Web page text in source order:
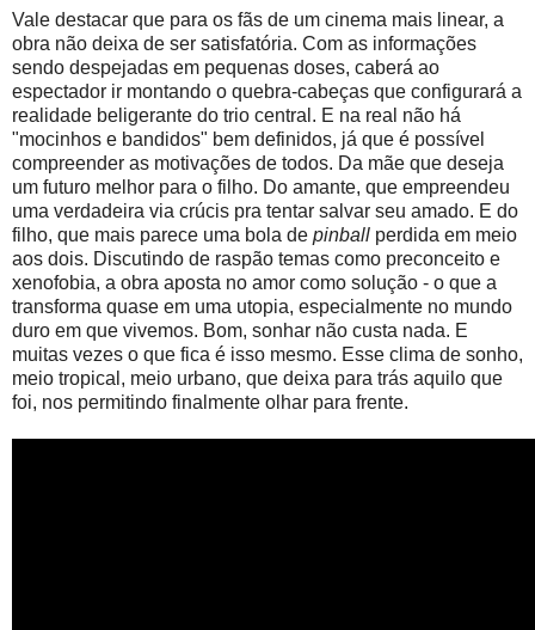
Vale destacar que para os fãs de um cinema mais linear, a
obra não deixa de ser satisfatória. Com as informações
sendo despejadas em pequenas doses, caberá ao
espectador ir montando o quebra-cabeças que configurará a
realidade beligerante do trio central. E na real não há
"mocinhos e bandidos" bem definidos, já que é possível
compreender as motivações de todos. Da mãe que deseja
um futuro melhor para o filho. Do amante, que empreendeu
uma verdadeira via crúcis pra tentar salvar seu amado. E do
filho, que mais parece uma bola de pinball perdida em meio
aos dois. Discutindo de raspão temas como preconceito e
xenofobia, a obra aposta no amor como solução - o que a
transforma quase em uma utopia, especialmente no mundo
duro em que vivemos. Bom, sonhar não custa nada. E
muitas vezes o que fica é isso mesmo. Esse clima de sonho,
meio tropical, meio urbano, que deixa para trás aquilo que
foi, nos permitindo finalmente olhar para frente.